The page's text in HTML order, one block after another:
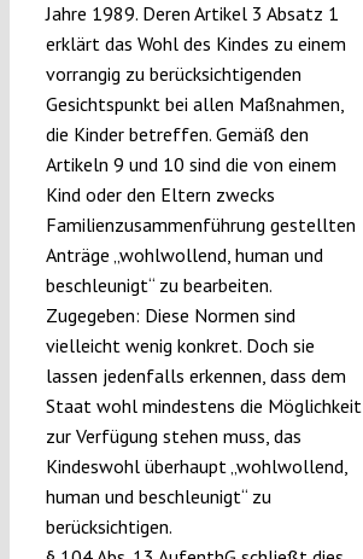
Jahre 1989. Deren Artikel 3 Absatz 1
erklärt das Wohl des Kindes zu einem
vorrangig zu berücksichtigenden
Gesichtspunkt bei allen Maßnahmen,
die Kinder betreffen. Gemäß den
Artikeln 9 und 10 sind die von einem
Kind oder den Eltern zwecks
Familienzusammenführung gestellten
Anträge „wohlwollend, human und
beschleunigt“ zu bearbeiten.
Zugegeben: Diese Normen sind
vielleicht wenig konkret. Doch sie
lassen jedenfalls erkennen, dass dem
Staat wohl mindestens die Möglichkeit
zur Verfügung stehen muss, das
Kindeswohl überhaupt „wohlwollend,
human und beschleunigt“ zu
berücksichtigen.